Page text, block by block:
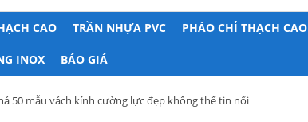
CAO TRẦN NHỰA PVC PHÀO CHỈ THẠCH CAO
INOX BÁO GIÁ
50 mẫu vách kính cường lực đẹp không thể tin nổi